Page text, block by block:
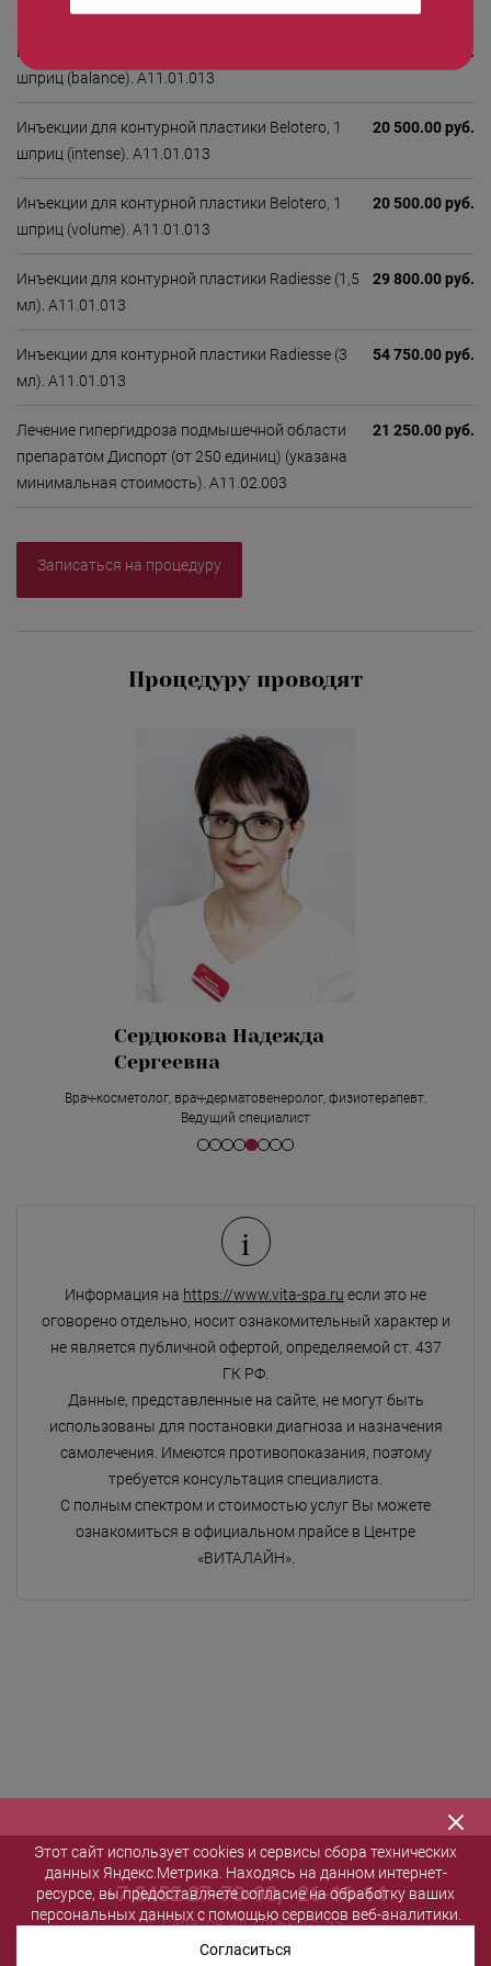
Инъекции для контурной пластики Belotero, 1
шприц (balance). А11.01.013
20 500.00 руб.
Инъекции для контурной пластики Belotero, 1
шприц (intense). А11.01.013
20 500.00 руб.
Инъекции для контурной пластики Belotero, 1
шприц (volume). А11.01.013
20 500.00 руб.
Инъекции для контурной пластики Radiesse (1,5
мл). А11.01.013
29 800.00 руб.
Инъекции для контурной пластики Radiesse (3
мл). А11.01.013
54 750.00 руб.
Лечение гипергидроза подмышечной области
препаратом Диспорт (от 250 единиц) (указана
минимальная стоимость). А11.02.003
21 250.00 руб.
Записаться на процедуру
Процедуру проводят
Сердюкова Надежда
Сергеевна
Врач-косметолог, врач-дерматовенеролог, физиотерапевт.
Ведущий специалист
i
Информация на https://www.vita-spa.ru если это не
оговорено отдельно, носит ознакомительный характер и
не является публичной офертой, определяемой ст. 437
ГК РФ.
Данные, представленные на сайте, не могут быть
использованы для постановки диагноза и назначения
самолечения. Имеются противопоказания, поэтому
требуется консультация специалиста.
С полным спектром и стоимостью услуг Вы можете
ознакомиться в официальном прайсе в Центре
«ВИТАЛАЙН».
Этот сайт использует cookies и сервисы сбора технических
данных Яндекс.Метрика. Находясь на данном интернет-
ресурсе, вы предоставляете согласие на обработку ваших
персональных данных с помощью сервисов веб-аналитики.
Согласиться
+7 8452 27-70-90, 26-16-14
г. Саратов, ул. Горького, 55
salon@vita-spa.ru